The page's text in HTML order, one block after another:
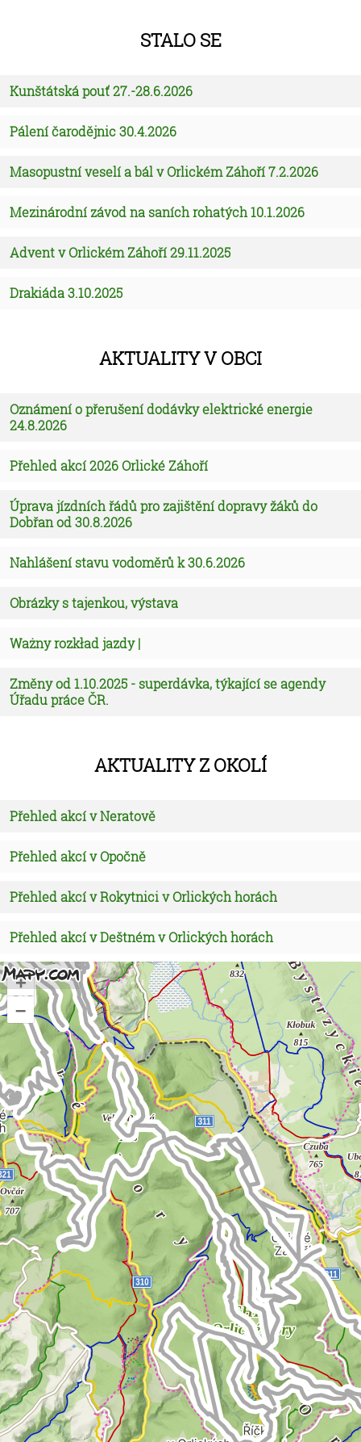
Stalo se
Kunštátská pouť 27.-28.6.2026
Pálení čarodějnic 30.4.2026
Masopustní veselí a bál v Orlickém Záhoří 7.2.2026
Mezinárodní závod na saních rohatých 10.1.2026
Advent v Orlickém Záhoří 29.11.2025
Drakiáda 3.10.2025
Aktuality v obci
Oznámení o přerušení dodávky elektrické energie
24.8.2026
Přehled akcí 2026 Orlické Záhoří
Úprava jízdních řádů pro zajištění dopravy žáků do
Dobřan od 30.8.2026
Nahlášení stavu vodoměrů k 30.6.2026
Obrázky s tajenkou, výstava
Ważny rozkład jazdy |
Změny od 1.10.2025 - superdávka, týkající se agendy
Úřadu práce ČR.
Aktuality z okolí
Přehled akcí v Neratově
Přehled akcí v Opočně
Přehled akcí v Rokytnici v Orlických horách
Přehled akcí v Deštném v Orlických horách